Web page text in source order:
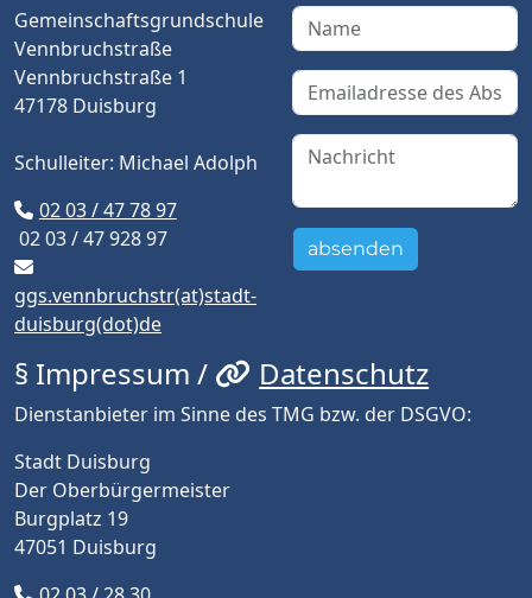
Gemeinschaftsgrundschule
Vennbruchstraße
Vennbruchstraße 1
47178 Duisburg
Schulleiter: Michael Adolph
02 03 / 47 78 97
02 03 / 47 928 97
ggs.vennbruchstr(at)stadt-
duisburg(dot)de
absenden
§ Impressum / Datenschutz
Dienstanbieter im Sinne des TMG bzw. der DSGVO:
Stadt Duisburg
Der Oberbürgermeister
Burgplatz 19
47051 Duisburg